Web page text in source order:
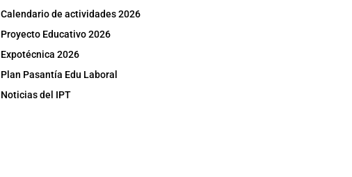
Calendario de actividades 2026
Proyecto Educativo 2026
Expotécnica 2026
Plan Pasantía Edu Laboral
Noticias del IPT